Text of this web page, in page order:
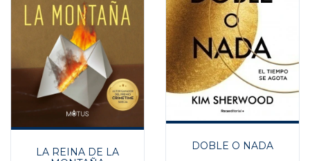
LA REINA DE LA
DOBLE O NADA